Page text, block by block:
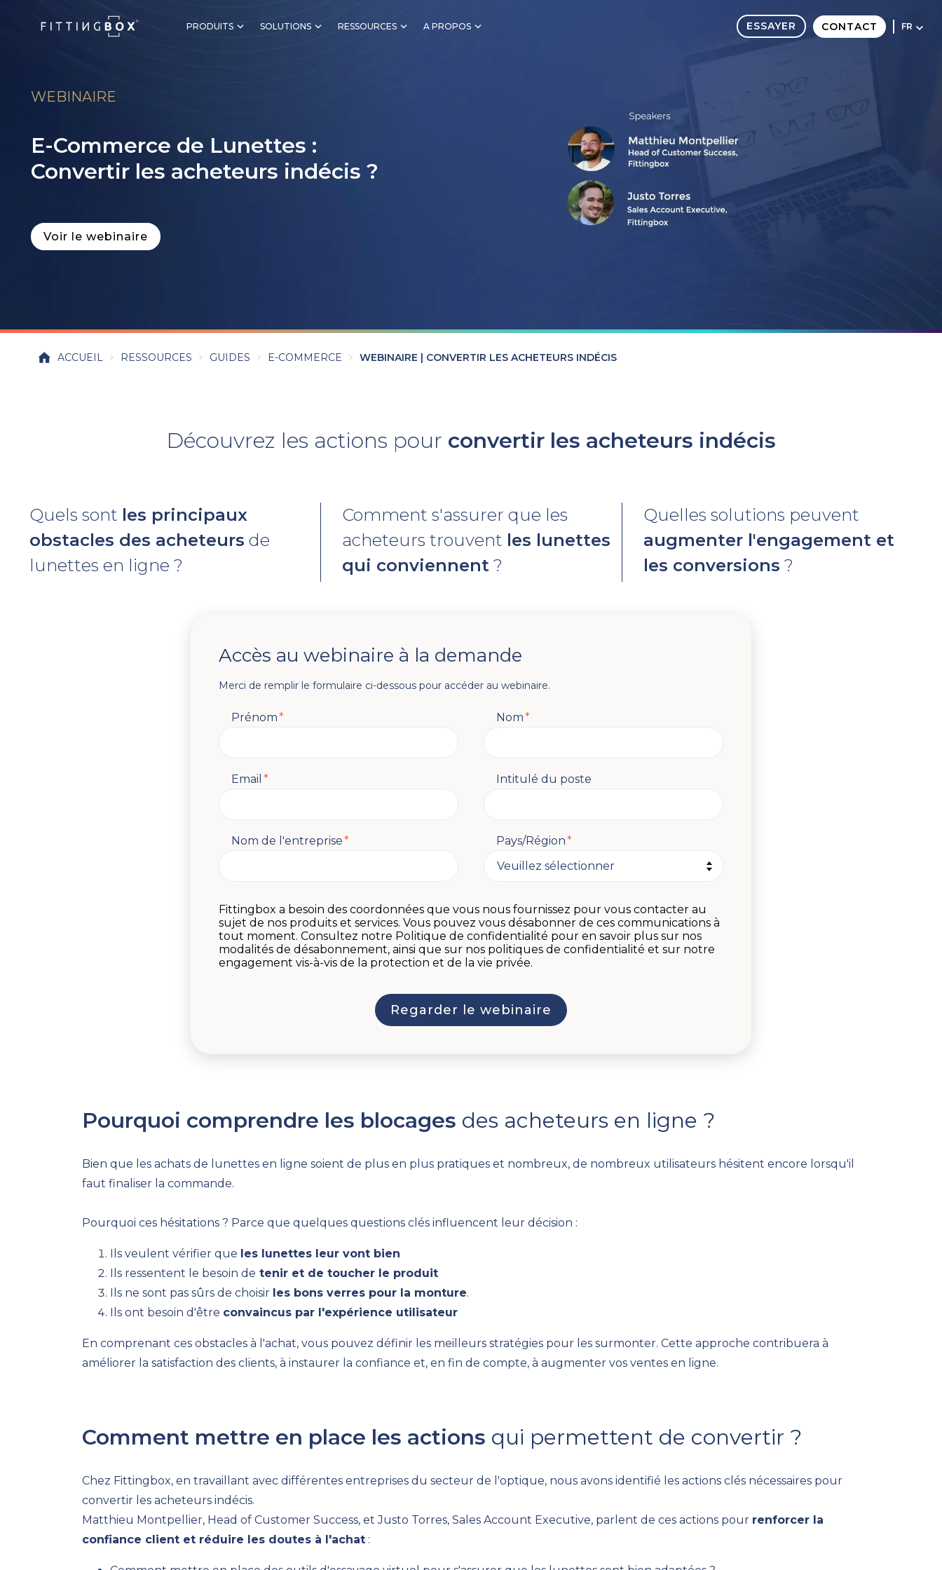
PRODUITS SOLUTIONS RESSOURCES A PROPOS CONTACT
ESSAYER FR
WEBINAIRE
E-Commerce de Lunettes :
Convertir les acheteurs indécis ?
Voir le webinaire
ACCUEIL RESSOURCES GUIDES E-COMMERCE WEBINAIRE | CONVERTIR LES ACHETEURS INDÉCIS
Découvrez les actions pour convertir les acheteurs indécis
Quels sont les principaux
obstacles des acheteurs de
lunettes en ligne ?
Comment s'assurer que les
acheteurs trouvent les lunettes
qui conviennent ?
Quelles solutions peuvent
augmenter l'engagement et
les conversions ?
Accès au webinaire à la demande
Merci de remplir le formulaire ci-dessous pour accéder au webinaire.
Prénom* Nom*
Email * Intitulé du poste
Nom de l'entreprise* Pays/Région*
Fittingbox a besoin des coordonnées que vous nous fournissez pour vous contacter au
sujet de nos produits et services. Vous pouvez vous désabonner de ces communications à
tout moment. Consultez notre Politique de confidentialité pour en savoir plus sur nos
modalités de désabonnement, ainsi que sur nos politiques de confidentialité et sur notre
engagement vis-à-vis de la protection et de la vie privée.
Pourquoi comprendre les blocages des acheteurs en ligne ?
Bien que les achats de lunettes en ligne soient de plus en plus pratiques et nombreux, de nombreux utilisateurs hésitent encore lorsqu'il
faut finaliser la commande.
Pourquoi ces hésitations ? Parce que quelques questions clés influencent leur décision :
Ils veulent vérifier que les lunettes leur vont bien
Ils ressentent le besoin de tenir et de toucher le produit
Ils ne sont pas sûrs de choisir les bons verres pour la monture.
Ils ont besoin d'être convaincus par l'expérience utilisateur
En comprenant ces obstacles à l'achat, vous pouvez définir les meilleurs stratégies pour les surmonter. Cette approche contribuera à
améliorer la satisfaction des clients, à instaurer la confiance et, en fin de compte, à augmenter vos ventes en ligne.
Comment mettre en place les actions qui permettent de convertir ?
Chez Fittingbox, en travaillant avec différentes entreprises du secteur de l'optique, nous avons identifié les actions clés nécessaires pour
convertir les acheteurs indécis.
Matthieu Montpellier, Head of Customer Success, et Justo Torres, Sales Account Executive, parlent de ces actions pour renforcer la
confiance client et réduire les doutes à l'achat :